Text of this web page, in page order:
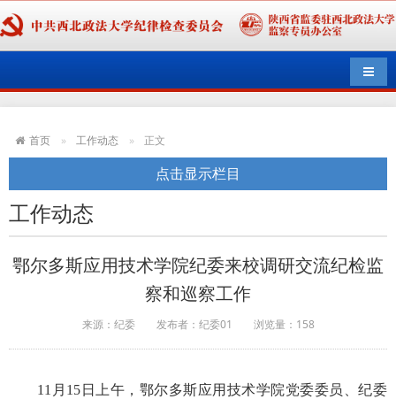
导航
首页 工作动态 正文
点击显示栏目
工作动态
鄂尔多斯应用技术学院纪委来校调研交流纪检监
察和巡察工作
来源：纪委 发布者：纪委01 浏览量： 158
11月15日上午，鄂尔多斯应用技术学院党委委员、纪委